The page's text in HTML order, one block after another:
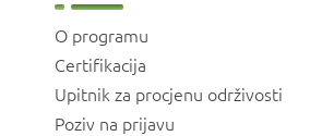
O programu
Certifikacija
Upitnik za procjenu održivosti
Poziv na prijavu